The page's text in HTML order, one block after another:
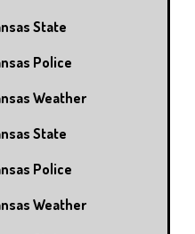
State
Police
Weather
State
Police
Weather